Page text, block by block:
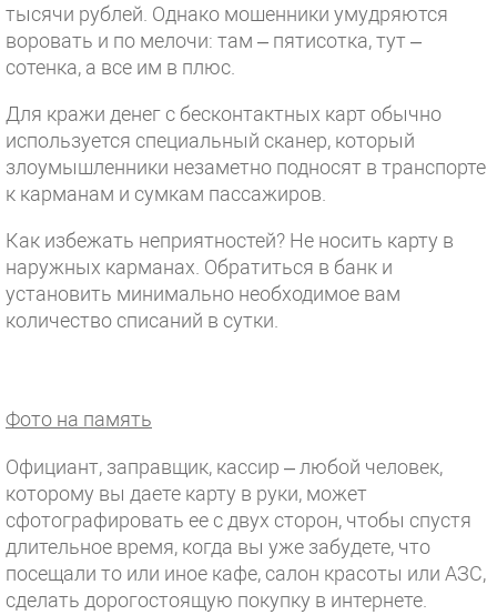
тысячи рублей. Однако мошенники умудряются
воровать и по мелочи: там – пятисотка, тут –
сотенка, а все им в плюс.
Для кражи денег с бесконтактных карт обычно
используется специальный сканер, который
злоумышленники незаметно подносят в транспорте
к карманам и сумкам пассажиров.
Как избежать неприятностей? Не носить карту в
наружных карманах. Обратиться в банк и
установить минимально необходимое вам
количество списаний в сутки.
Фото на память
Официант, заправщик, кассир – любой человек,
которому вы даете карту в руки, может
сфотографировать ее с двух сторон, чтобы спустя
длительное время, когда вы уже забудете, что
посещали то или иное кафе, салон красоты или АЗС,
сделать дорогостоящую покупку в интернете.